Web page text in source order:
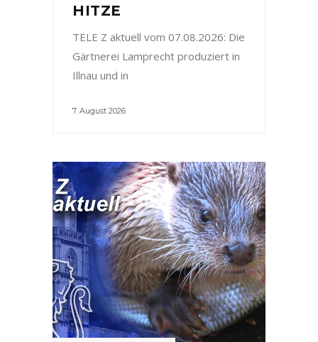
HITZE
TELE Z aktuell vom 07.08.2026: Die
Gärtnerei Lamprecht produziert in
Illnau und in
7. August 2026